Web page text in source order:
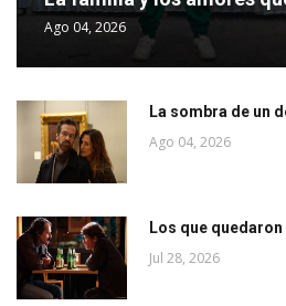
Ago 04, 2026
La sombra de un
Ago 04, 2026
Los que
Jul 28, 2026